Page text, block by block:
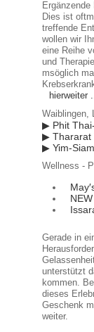
Ergänzende
Dies ist
treffende
wollen wir
eine Reihe
und
msöglich
hierweiter
Waiblingen,
▶ Phit
▶ Thararat
▶ Yim-
Wellness -
Gerade in
unterstützt
kommen.
dieses
Geschenk
weiter.